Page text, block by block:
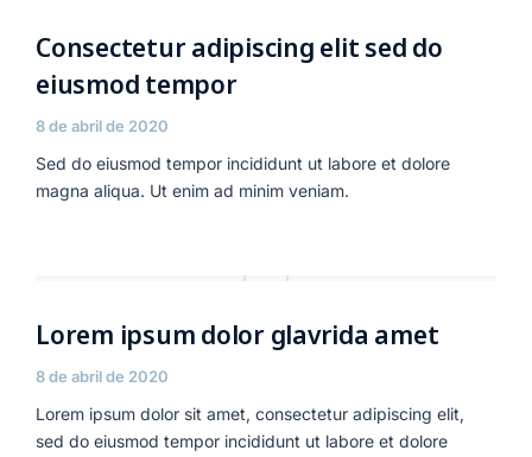
Consectetur adipiscing elit sed do
eiusmod tempor
8 de abril de 2020
Sed do eiusmod tempor incididunt ut labore et dolore
magna aliqua. Ut enim ad minim veniam.
Lorem ipsum dolor glavrida amet
8 de abril de 2020
Lorem ipsum dolor sit amet, consectetur adipiscing elit,
sed do eiusmod tempor incididunt ut labore et dolore